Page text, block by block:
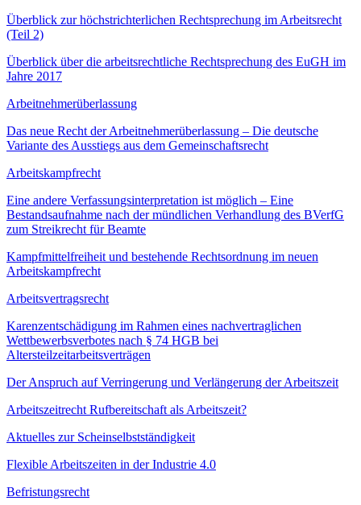
Überblick zur höchstrichterlichen Rechtsprechung im Arbeitsrecht
(Teil 2)
Überblick über die arbeitsrechtliche Rechtsprechung des EuGH im
Jahre 2017
Arbeitnehmerüberlassung
Das neue Recht der Arbeitnehmerüberlassung – Die deutsche
Variante des Ausstiegs aus dem Gemeinschaftsrecht
Arbeitskampfrecht
Eine andere Verfassungsinterpretation ist möglich – Eine
Bestandsaufnahme nach der mündlichen Verhandlung des BVerfG
zum Streikrecht für Beamte
Kampfmittelfreiheit und bestehende Rechtsordnung im neuen
Arbeitskampfrecht
Arbeitsvertragsrecht
Karenzentschädigung im Rahmen eines nachvertraglichen
Wettbewerbsverbotes nach § 74 HGB bei
Altersteilzeitarbeitsverträgen
Der Anspruch auf Verringerung und Verlängerung der Arbeitszeit
Arbeitszeitrecht Rufbereitschaft als Arbeitszeit?
Aktuelles zur Scheinselbstständigkeit
Flexible Arbeitszeiten in der Industrie 4.0
Befristungsrecht